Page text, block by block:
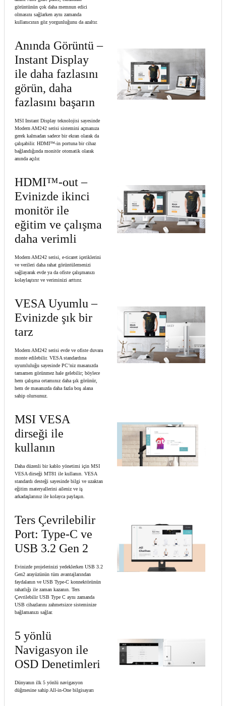
görüntünün çok daha memnun edici
olmasını sağlarken aynı zamanda
kullanıcının göz yorgunluğunu da azaltır.
Anında Görüntü –
Instant Display
ile daha fazlasını
görün, daha
fazlasını başarın
MSI Instant Display teknolojisi sayesinde
Modern AM242 serisi sistemini açmanıza
gerek kalmadan sadece bir ekran olarak da
çalışabilir. HDMI™-in portuna bir cihaz
bağlandığında monitör otomatik olarak
anında açılır.
HDMI™-out –
Evinizde ikinci
monitör ile
eğitim ve çalışma
daha verimli
Modern AM242 serisi, e-ticaret içeriklerini
ve verileri daha rahat görüntülemenizi
sağlayarak evde ya da ofiste çalışmanızı
kolaylaştırır ve veriminizi arttırır.
VESA Uyumlu –
Evinizde şık bir
tarz
Modern AM242 serisi evde ve ofiste duvara
monte edilebilir. VESA standardına
uyumluluğu sayesinde PC’niz masanızda
tamamen görünmez hale gelebilir; böylece
hem çalışma ortamınız daha şık görünür,
hem de masanızda daha fazla boş alana
sahip olursunuz.
MSI VESA
dirseği ile
kullanın
Daha düzenli bir kablo yönetimi için MSI
VESA dirseği MT81 ile kullanın. VESA
standardı desteği sayesinde bilgi ve uzaktan
eğitim materyallerini aileniz ve iş
arkadaşlarınız ile kolayca paylaşın.
Ters Çevrilebilir
Port: Type-C ve
USB 3.2 Gen 2
Evinizde projelerinizi yedeklerken USB 3.2
Gen2 arayüzünün tüm avantajlarından
faydalanın ve USB Type-C konnektörünün
rahatlığı ile zaman kazanın. Ters
Çevrilebilir USB Type C aynı zamanda
USB cihazlarını zahmetsizce sisteminize
bağlamanızı sağlar.
5 yönlü
Navigasyon ile
OSD Denetimleri
Dünyanın ilk 5 yönlü navigasyon
düğmesine sahip All-in-One bilgisayarı